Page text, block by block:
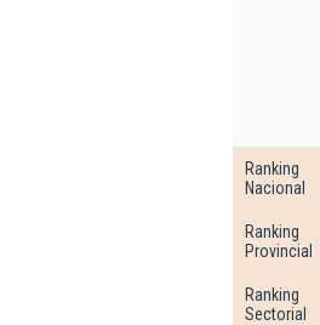
Ranking
Nacional
Ranking
Provincial
Ranking
Sectorial